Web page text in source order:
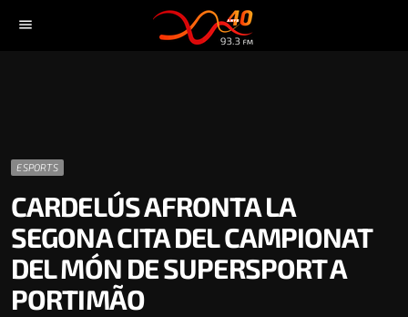
menu
ESPORTS
CARDELÚS AFRONTA LA
SEGONA CITA DEL CAMPIONAT
DEL MÓN DE SUPERSPORT A
PORTIMÃO